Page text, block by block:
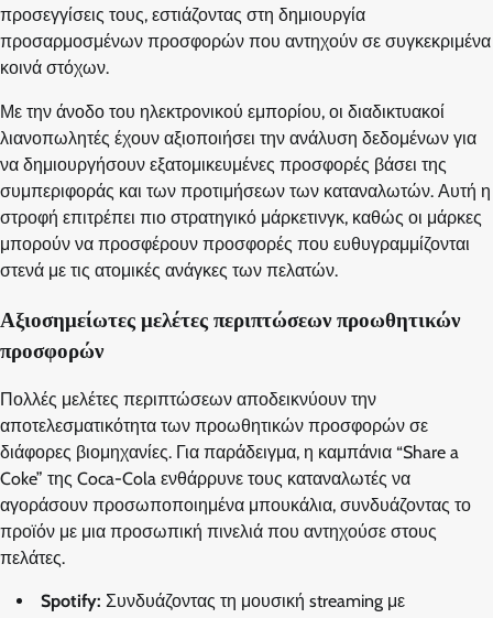
προσεγγίσεις τους, εστιάζοντας στη δημιουργία
προσαρμοσμένων προσφορών που αντηχούν σε συγκεκριμένα
κοινά στόχων.
Με την άνοδο του ηλεκτρονικού εμπορίου, οι διαδικτυακοί
λιανοπωλητές έχουν αξιοποιήσει την ανάλυση δεδομένων για
να δημιουργήσουν εξατομικευμένες προσφορές βάσει της
συμπεριφοράς και των προτιμήσεων των καταναλωτών. Αυτή η
στροφή επιτρέπει πιο στρατηγικό μάρκετινγκ, καθώς οι μάρκες
μπορούν να προσφέρουν προσφορές που ευθυγραμμίζονται
στενά με τις ατομικές ανάγκες των πελατών.
Αξιοσημείωτες μελέτες περιπτώσεων προωθητικών
προσφορών
Πολλές μελέτες περιπτώσεων αποδεικνύουν την
αποτελεσματικότητα των προωθητικών προσφορών σε
διάφορες βιομηχανίες. Για παράδειγμα, η καμπάνια “Share a
Coke” της Coca-Cola ενθάρρυνε τους καταναλωτές να
αγοράσουν προσωποποιημένα μπουκάλια, συνδυάζοντας το
προϊόν με μια προσωπική πινελιά που αντηχούσε στους
πελάτες.
Spotify: Συνδυάζοντας τη μουσική streaming με